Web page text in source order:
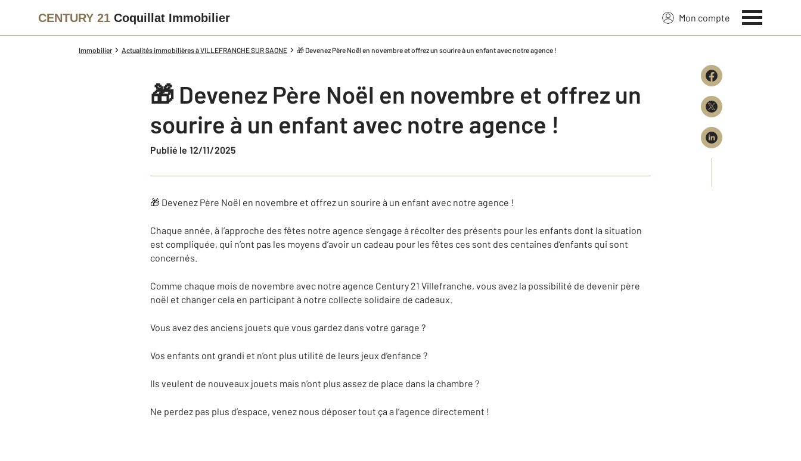
CENTURY 21 Coquillat Immobilier Mon compte
Immobilier Actualités immobilières à VILLEFRANCHE SUR SAONE 🎁 Devenez Père Noël en novembre et offrez un sourire à un enfant avec notre agence !
🎁 Devenez Père Noël en novembre et offrez un
sourire à un enfant avec notre agence !
Publié le 12/11/2025
🎁 Devenez Père Noël en novembre et offrez un sourire à un enfant avec notre agence !
Chaque année, à l’approche des fêtes notre agence s’engage à récolter des présents pour les enfants dont la situation
est compliquée, qui n’ont pas les moyens d’avoir un cadeau pour les fêtes ces sont des centaines d’enfants qui sont
concernés.
Comme chaque mois de novembre avec notre agence Century 21 Villefranche, vous avez la possibilité de devenir père
noël et changer cela en participant à notre collecte solidaire de cadeaux.
Vous avez des anciens jouets que vous gardez dans votre garage ?
Vos enfants ont grandi et n’ont plus utilité de leurs jeux d’enfance ?
Ils veulent de nouveaux jouets mais n’ont plus assez de place dans la chambre ?
Ne perdez pas plus d’espace, venez nous déposer tout ça a l’agence directement !